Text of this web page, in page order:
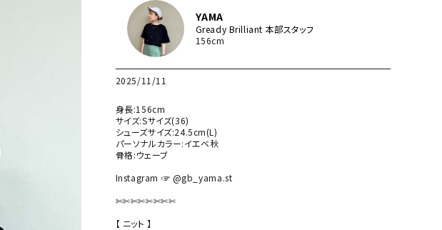
YAMA
Gready Brilliant 本部スタッフ
156cm
2025/11/11
身長:156cm
サイズ:Sサイズ(36)
シューズサイズ:24.5cm(L)
パーソナルカラー:イエベ秋
骨格:ウェーブ
Instagram ☞ @gb_yama.st
✄✄✄✄✄✄✄✄
【 ニット 】